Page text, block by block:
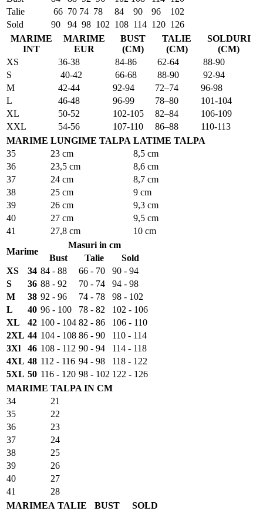
Talie
66 70 74 78 84 90 96
102
Sold
90 94 98 102 108 114 120 126
MARIME
INT
MARIME
EUR
BUST
(CM)
TALIE
(CM)
SOLDURI
(CM)
XS
36-38 84-86 62-64
88-90
S
40-42 66-68 88-90
92-94
M
42-44 92-94 72–74
96-98
L
46-48 96-99 78–80
101-104
XL
50-52 102-105 82–84
106-109
XXL
54-56 107-110 86–88
110-113
MARIME LUNGIME TALPA LATIME TALPA
35
23 cm
8,5 cm
36
23,5 cm
8,6 cm
37
24 cm
8,7 cm
38
25 cm
9 cm
39
26 cm
9,3 cm
40
27 cm
9,5 cm
41
27,8 cm 10 cm
Marime
Masuri in cm
Bust
Talie
Sold
XS
34 84 - 88 66 - 70
90 - 94
S
36 88 - 92 70 - 74
94 - 98
M
38 92 - 96 74 - 78
98 - 102
L
40 96 - 100 78 - 82
102 - 106
XL
42 100 - 104 82 - 86
106 - 110
2XL 44 104 - 108 86 - 90
110 - 114
3Xl
46 108 - 112 90 - 94
114 - 118
4XL 48 112 - 116 94 - 98
118 - 122
5XL 50 116 - 120 98 - 102 122 - 126
MARIME TALPA IN CM
34
21
35
22
36
23
37
24
38
25
39
26
40
27
41
28
MARIMEA TALIE BUST
SOLD